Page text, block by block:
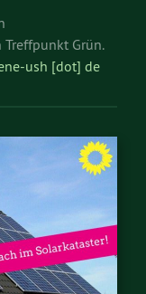
Grün.
ush [dot] de